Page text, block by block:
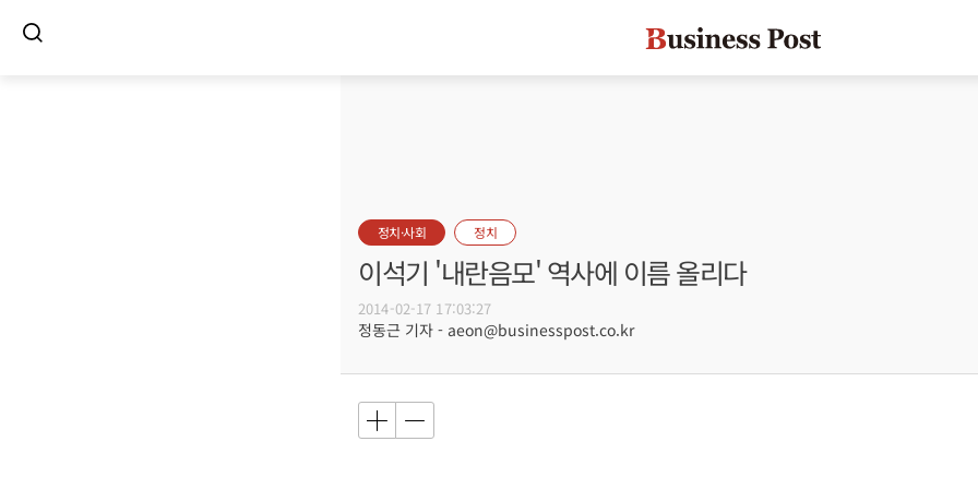
정치·사회 정치
이석기 '내란음모' 역사에 이름 올리다
2014-02-17 17:03:27
정동근 기자 - aeon@businesspost.co.kr